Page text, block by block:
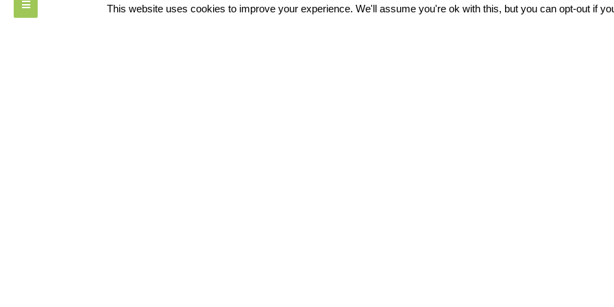
1/20
This website uses cookies to improve your experience. We'll assume you're ok with this, but you can opt-out if